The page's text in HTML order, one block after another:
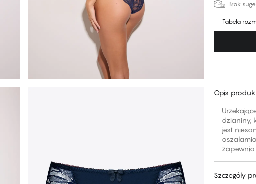
Brak
Tabela
Opis
dzianiny,
jest
zapewnia
Szczegóły